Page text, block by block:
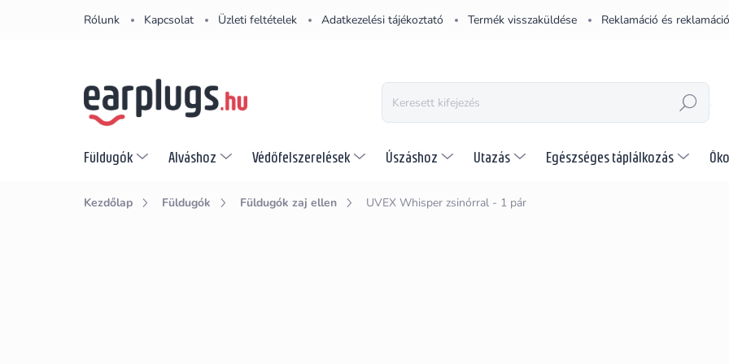
Rólunk Kapcsolat Üzleti feltételek Adatkezelési tájékoztató Termék visszaküldése Reklamáció és
KERESÉS
Füldugók Alváshoz Védőfelszerelések Úszáshoz Utazás Egészséges táplálkozás
Kezdőlap Füldugók Füldugók zaj ellen UVEX Whisper zsinórral - 1 pár